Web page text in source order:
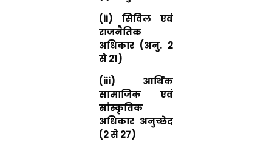
(ii)सिविल एवं
राजनैतिक
अधिकार (अनु. 2
से21)
(iii) आर्थिक
सामाजिक एवं
सांस्कृतिक
अधिकार अनुच्छेद
(2से27)